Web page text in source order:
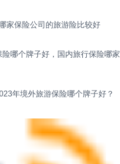
家保险公司的旅游险比较好
哪个牌子好，国内旅行保险哪家
年境外旅游保险哪个牌子好？